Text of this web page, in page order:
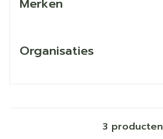
Merken
Organisaties
3 producten